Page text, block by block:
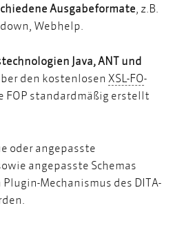
Ausgabeformate, z.B.
Webhelp.
Java, ANT und
den kostenlosen XSL-FOXSL-FO
-
FOP standardmäßig erstellt
oder angepasste
angepasste Schemas
Mechanismus des DITA-